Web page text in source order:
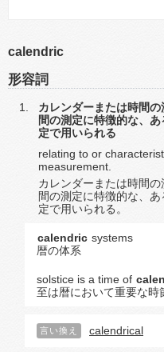
calendric
形容詞
カレンダーまたは時間
間の測定に特徴的な、
定で用いられる
relating to or
measurement.
カレンダーまたは時間
間の測定に特徴的な、
定で用いられる。
calendric systems
暦の体系
solstice is a time of
至は暦において重要な時
言い換え calendrical